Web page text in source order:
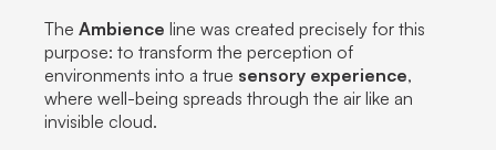
The Ambience line was created precisely for this
purpose: to transform the perception of
environments into a true sensory experience,
where well-being spreads through the air like an
invisible cloud.